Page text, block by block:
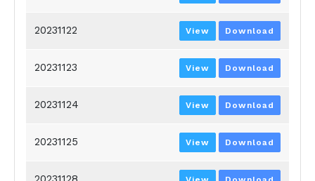
20231122 View Download
20231123 View Download
20231124 View Download
20231125 View Download